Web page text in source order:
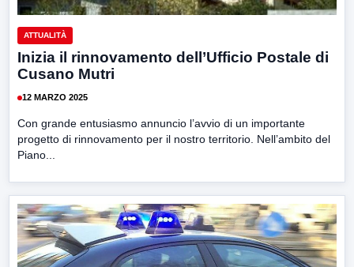
ATTUALITÀ
Inizia il rinnovamento dell’Ufficio Postale di
Cusano Mutri
12 MARZO 2025
Con grande entusiasmo annuncio l’avvio di un importante
progetto di rinnovamento per il nostro territorio. Nell’ambito del
Piano...